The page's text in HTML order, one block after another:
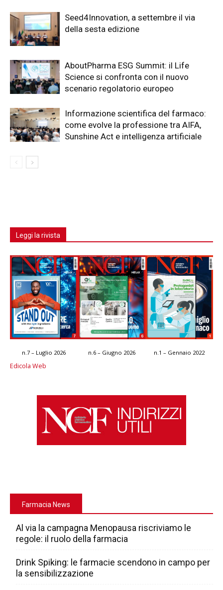
Seed4Innovation, a settembre il via
della sesta edizione
AboutPharma ESG Summit: il Life
Science si confronta con il nuovo
scenario regolatorio europeo
Informazione scientifica del farmaco:
come evolve la professione tra AIFA,
Sunshine Act e intelligenza artificiale
Leggi la rivista
n.7 – Luglio 2026 n.6 – Giugno 2026 n.1 – Gennaio 2022
Edicola Web
Farmacia News
Al via la campagna Menopausa riscriviamo le
regole: il ruolo della farmacia
Drink Spiking: le farmacie scendono in campo per
la sensibilizzazione